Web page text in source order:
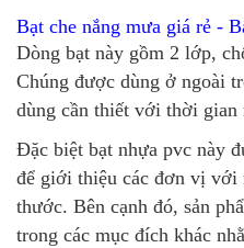
Bạt che nắng mưa giá rẻ -
Dòng bạt này gồm 2 lớp,
Chúng được dùng ở ngoài
dùng cần thiết với thời gian
Đặc biệt bạt nhựa pvc này
để giới thiệu các đơn vị với
thước. Bên cạnh đó, sản
trong các mục đích khác